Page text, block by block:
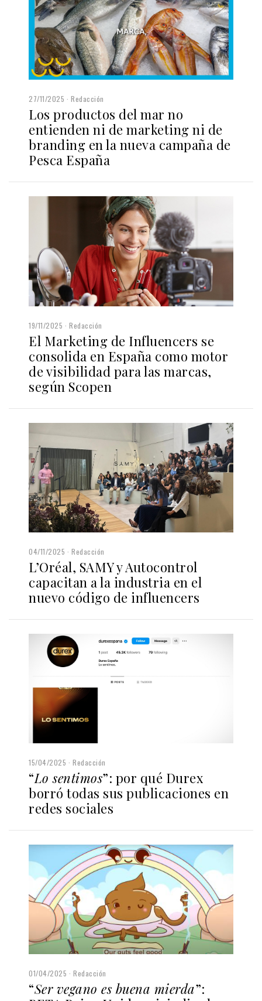
27/11/2025 Redacción
Los productos del mar no
entienden ni de marketing ni de
branding en la nueva campaña de
Pesca España
19/11/2025 Redacción
El Marketing de Influencers se
consolida en España como motor
de visibilidad para las marcas,
según Scopen
04/11/2025 Redacción
L’Oréal, SAMY y Autocontrol
capacitan a la industria en el
nuevo código de influencers
15/04/2025 Redacción
“Lo sentimos”: por qué Durex
borró todas sus publicaciones en
redes sociales
01/04/2025 Redacción
“Ser vegano es buena mierda”: